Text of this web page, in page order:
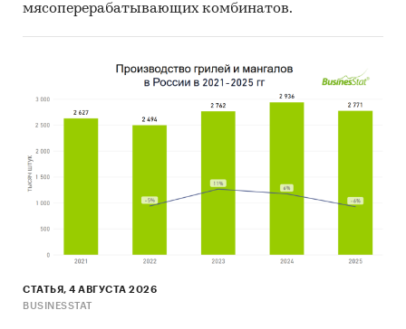
мясоперерабатывающих комбинатов.
СТАТЬЯ, 4 АВГУСТА 2026
BUSINESSTAT